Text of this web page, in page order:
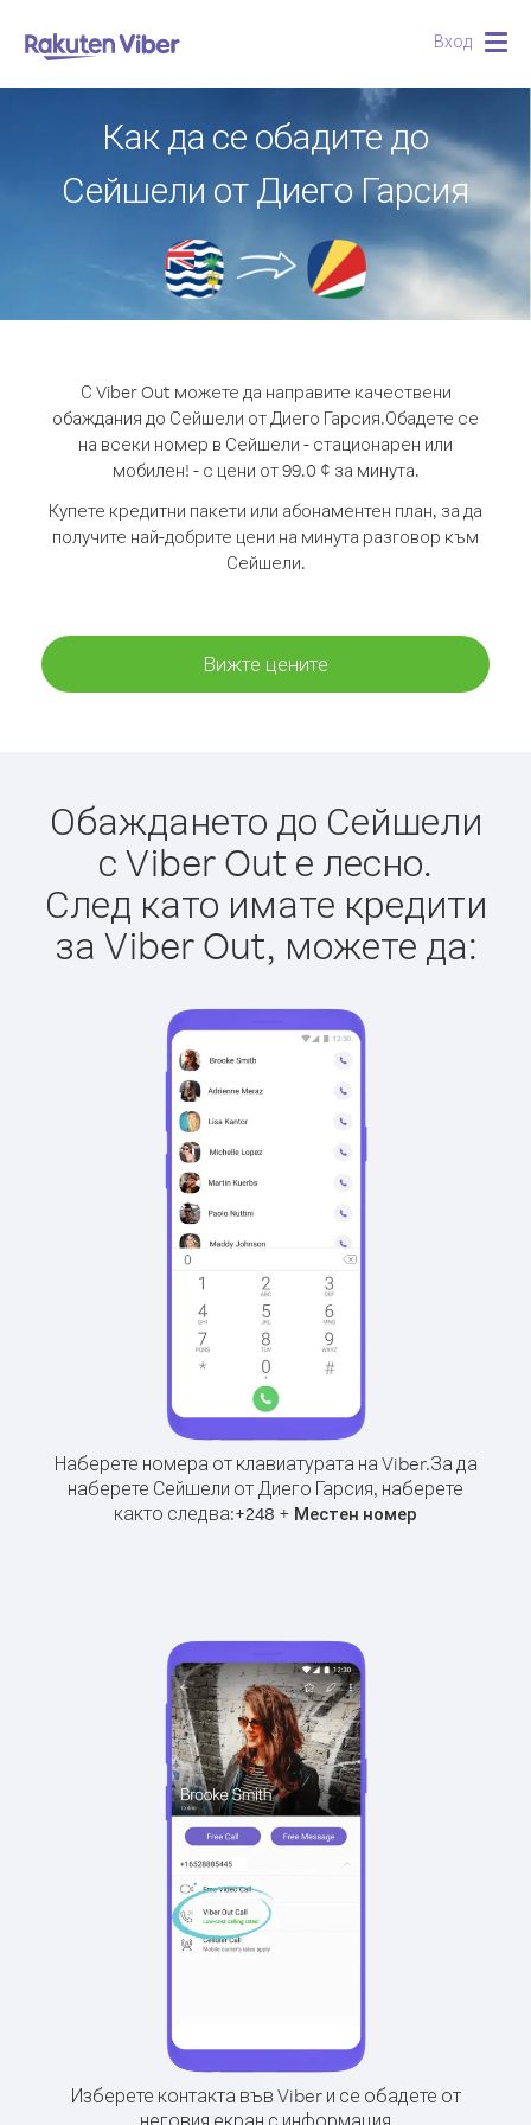
Вход
Как да се обадите до
Сейшели от Диего Гарсия
С Viber Out можете да направите качествени
обаждания до Сейшели от Диего Гарсия.Обадете се
на всеки номер в Сейшели - стационарен или
мобилен! - с цени от 99.0 ¢ за минута.
Купете кредитни пакети или абонаментен план, за да
получите най-добрите цени на минута разговор към
Сейшели.
Вижте цените
Обаждането до Сейшели
с Viber Out е лесно.
След като имате кредити
за Viber Out, можете да:
Наберете номера от клавиатурата на Viber.За да
наберете Сейшели от Диего Гарсия, наберете
както следва:+248 + Местен номер
Изберете контакта във Viber и се обадете от
неговия екран с информация